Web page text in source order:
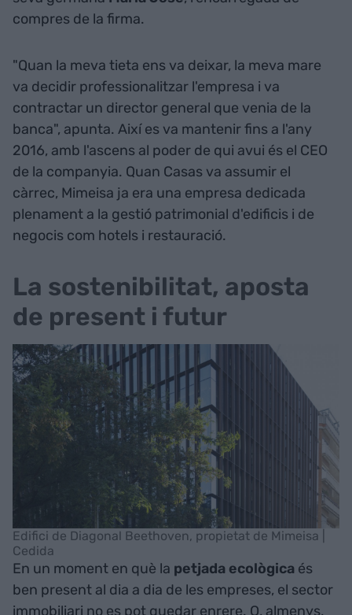
compres de la firma.
"Quan la meva tieta ens va deixar, la meva mare
va decidir professionalitzar l'empresa i va
contractar un director general que venia de la
banca", apunta. Així es va mantenir fins a l'any
2016, amb l'ascens al poder de qui avui és el CEO
de la companyia. Quan Casas va assumir el
càrrec, Mimeisa ja era una empresa dedicada
plenament a la gestió patrimonial d'edificis i de
negocis com hotels i restauració.
La sostenibilitat, aposta
de present i futur
Edifici de Diagonal Beethoven, propietat de Mimeisa |
Cedida
En un moment en què la petjada ecològica és
ben present al dia a dia de les empreses, el sector
immobiliari no es pot quedar enrere. O, almenys,